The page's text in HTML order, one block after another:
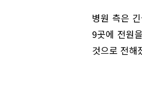
병원 측은
9곳에 전원
것으로 전해